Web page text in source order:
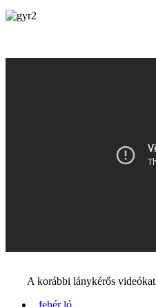
A korábbi lánykérős videókat
fehér ló